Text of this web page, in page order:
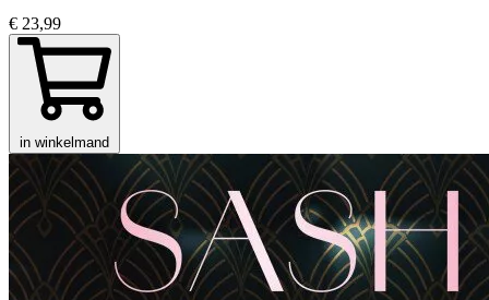
€ 23,99
in winkelmand